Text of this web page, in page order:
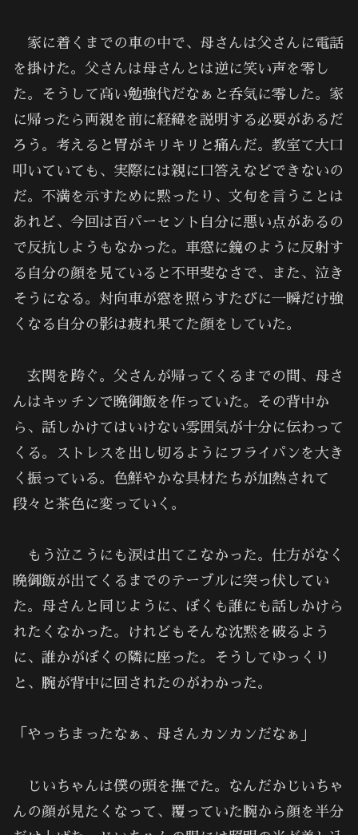
家に着くまでの車の中で、母さんは父さんに電話
を掛けた。父さんは母さんとは逆に笑い声を零し
た。そうして高い勉強代だなぁと呑気に零した。家
に帰ったら両親を前に経緯を説明する必要があるだ
ろう。考えると胃がキリキリと痛んだ。教室て大口
叩いていても、実際には親に口答えなどできないの
だ。不満を示すために黙ったり、文句を言うことは
あれど、今回は百パーセント自分に悪い点があるの
で反抗しようもなかった。車窓に鏡のように反射す
る自分の顔を見ていると不甲斐なさで、また、泣き
そうになる。対向車が窓を照らすたびに一瞬だけ強
くなる自分の影は疲れ果てた顔をしていた。
玄関を跨ぐ。父さんが帰ってくるまでの間、母さ
んはキッチンで晩御飯を作っていた。その背中か
ら、話しかけてはいけない雰囲気が十分に伝わって
くる。ストレスを出し切るようにフライパンを大き
く振っている。色鮮やかな具材たちが加熱されて
段々と茶色に変っていく。
もう泣こうにも涙は出てこなかった。仕方がなく
晩御飯が出てくるまでのテーブルに突っ伏してい
た。母さんと同じように、ぼくも誰にも話しかけら
れたくなかった。けれどもそんな沈黙を破るよう
に、誰かがぼくの隣に座った。そうしてゆっくり
と、腕が背中に回されたのがわかった。
「やっちまったなぁ、母さんカンカンだなぁ」
じいちゃんは僕の頭を撫でた。なんだかじいちゃ
んの顔が見たくなって、覆っていた腕から顔を半分